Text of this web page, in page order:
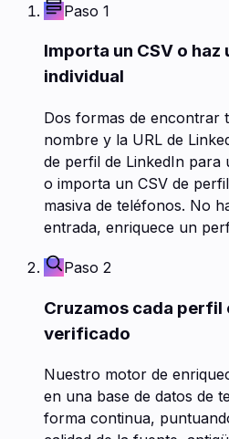
Paso 1
Importa un CSV o haz
individual
Dos formas de encontrar
nombre y la URL de
de perfil de LinkedIn para
o importa un CSV de
masiva de teléfonos. No
entrada, enriquece un
Paso 2
Cruzamos cada perfil
verificado
Nuestro motor de
en una base de datos de
forma continua,